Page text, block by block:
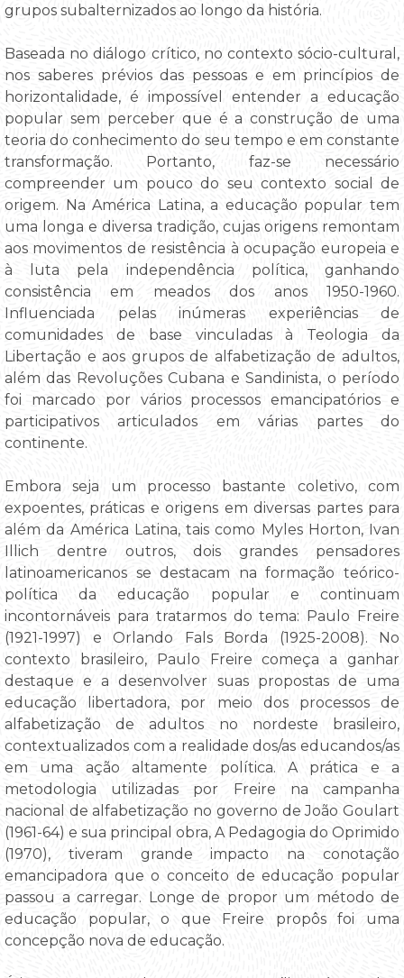
grupos subalternizados ao longo da história.
Baseada no diálogo crítico, no contexto sócio-cultural,
nos saberes prévios das pessoas e em princípios de
horizontalidade, é impossível entender a educação
popular sem perceber que é a construção de uma
teoria do conhecimento do seu tempo e em constante
transformação. Portanto, faz-se necessário
compreender um pouco do seu contexto social de
origem. Na América Latina, a educação popular tem
uma longa e diversa tradição, cujas origens remontam
aos movimentos de resistência à ocupação europeia e
à luta pela independência política, ganhando
consistência em meados dos anos 1950-1960.
Influenciada pelas inúmeras experiências de
comunidades de base vinculadas à Teologia da
Libertação e aos grupos de alfabetização de adultos,
além das Revoluções Cubana e Sandinista, o período
foi marcado por vários processos emancipatórios e
participativos articulados em várias partes do
continente.
Embora seja um processo bastante coletivo, com
expoentes, práticas e origens em diversas partes para
além da América Latina, tais como Myles Horton, Ivan
Illich dentre outros, dois grandes pensadores
latinoamericanos se destacam na formação teórico-
política da educação popular e continuam
incontornáveis para tratarmos do tema: Paulo Freire
(1921-1997) e Orlando Fals Borda (1925-2008). No
contexto brasileiro, Paulo Freire começa a ganhar
destaque e a desenvolver suas propostas de uma
educação libertadora, por meio dos processos de
alfabetização de adultos no nordeste brasileiro,
contextualizados com a realidade dos/as educandos/as
em uma ação altamente política. A prática e a
metodologia utilizadas por Freire na campanha
nacional de alfabetização no governo de João Goulart
(1961-64) e sua principal obra, A Pedagogia do Oprimido
(1970), tiveram grande impacto na conotação
emancipadora que o conceito de educação popular
passou a carregar. Longe de propor um método de
educação popular, o que Freire propôs foi uma
concepção nova de educação.